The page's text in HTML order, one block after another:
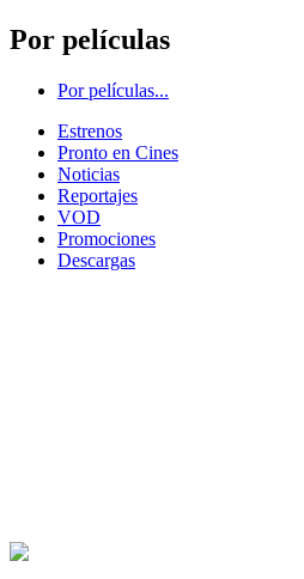
Por películas
Por películas...
Estrenos
Pronto en Cines
Noticias
Reportajes
VOD
Promociones
Descargas